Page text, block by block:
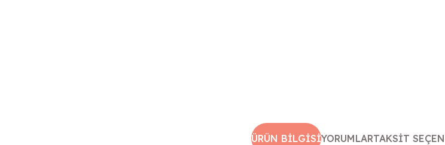
ÜRÜN BILGISIYORUMLARTAKSIT